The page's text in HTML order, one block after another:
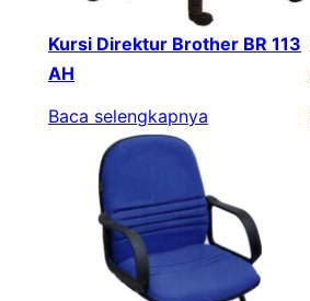
Kursi Direktur Brother BR 113
AH
Baca selengkapnya